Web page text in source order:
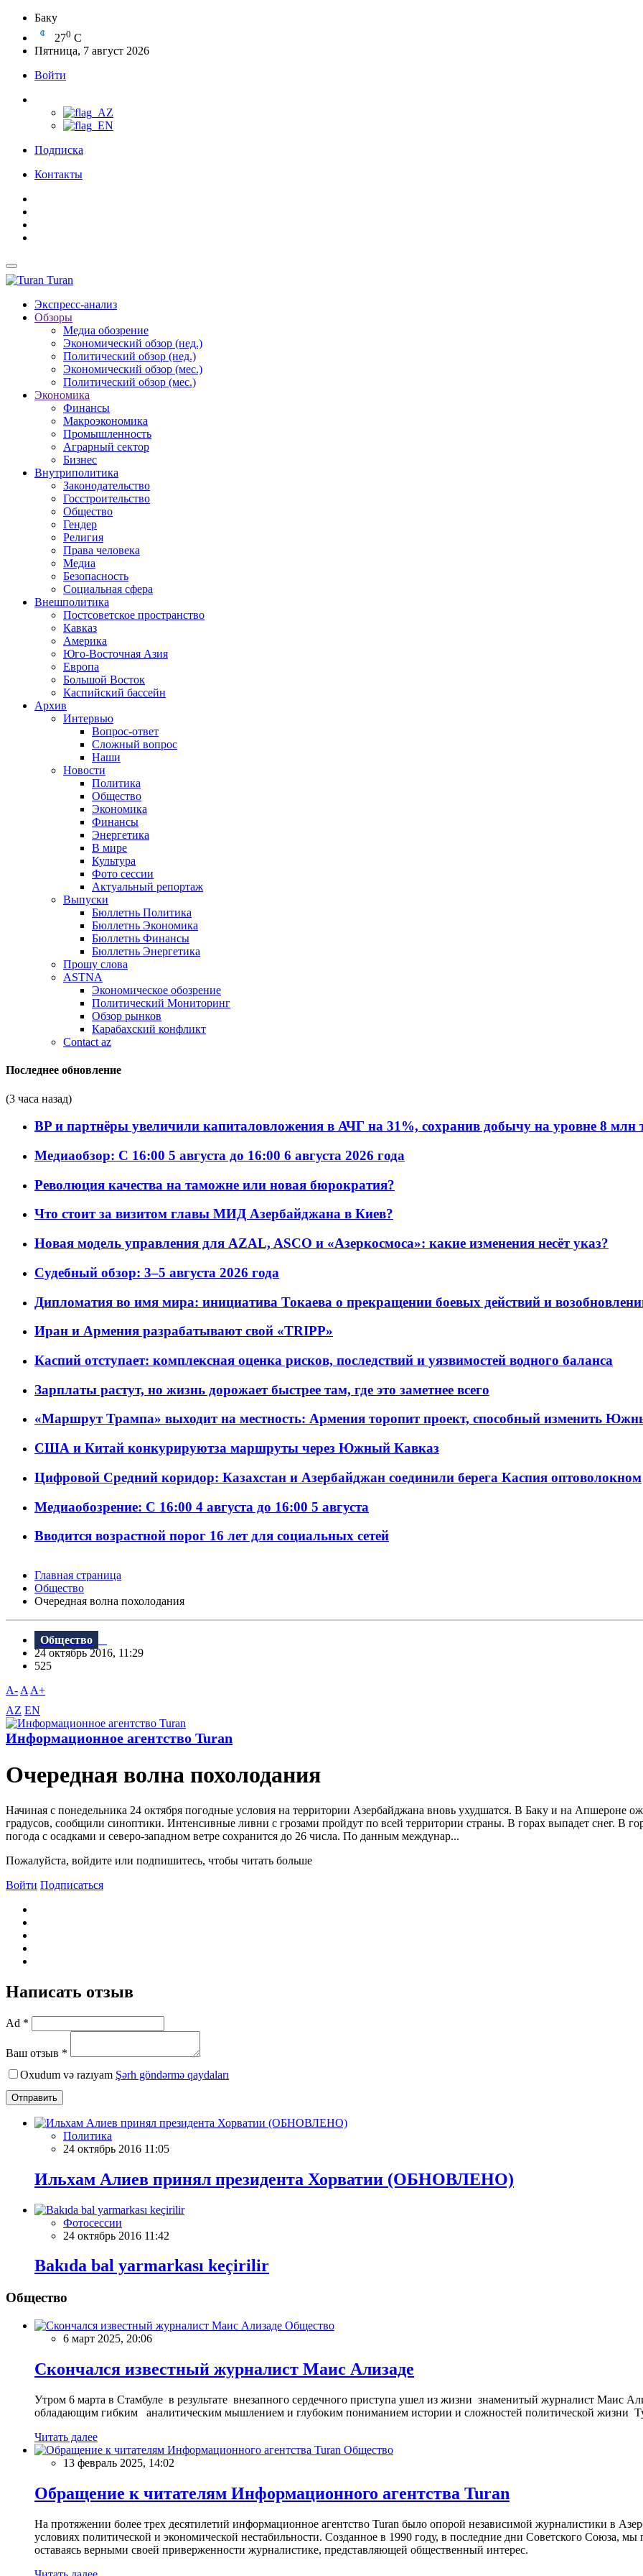
Баку
270 C
Пятница, 7 август 2026
Войти
Подписка
Контакты
Turan
Экспресс-анализ
Обзоры
Медиа обозрение
Экономический обзор (нед.)
Политический обзор (нед.)
Экономический обзор (мес.)
Политический обзор (мес.)
Экономика
Финансы
Макроэкономика
Промышленность
Аграрный сектор
Бизнес
Внутриполитика
Законодательство
Госстроительство
Общество
Гендер
Религия
Права человека
Медиа
Безопасность
Социальная сфера
Внешполитика
Постсоветское пространство
Кавказ
Америка
Юго-Восточная Азия
Европа
Большой Восток
Каспийский бассейн
Архив
Интервью
Вопрос-ответ
Сложный вопрос
Наши
Новости
Политика
Общество
Экономика
Финансы
Энергетика
В мире
Культура
Фото сессии
Актуальный репортаж
Выпуски
Бюллетнь Политика
Бюллетнь Экономика
Бюллетнь Финансы
Бюллетнь Энергетика
Прошу слова
ASTNA
Экономическое обозрение
Политический Мониторинг
Обзор рынков
Карабахский конфликт
Contact az
Последнее обновление
(3 часа назад)
BP и партнёры увеличили капиталовложения в АЧГ на 31%, сохранив добычу на уровне 8 млн
Медиаобзор: С 16:00 5 августа до 16:00 6 августа 2026 года
Революция качества на таможне или новая бюрократия?
Что стоит за визитом главы МИД Азербайджана в Киев?
Новая модель управления для AZAL, ASCO и «Азеркосмоса»: какие изменения несёт указ?
Судебный обзор: 3–5 августа 2026 года
Дипломатия во имя мира: инициатива Токаева о прекращении боевых действий и
Иран и Армения разрабатывают свой «TRIPP»
Каспий отступает: комплексная оценка рисков, последствий и уязвимостей водного баланса
Зарплаты растут, но жизнь дорожает быстрее там, где это заметнее всего
«Маршрут Трампа» выходит на местность: Армения торопит проект, способный изменить
США и Китай конкурируютза маршруты через Южный Кавказ
Цифровой Средний коридор: Казахстан и Азербайджан соединили берега Каспия оптоволокном
Медиаобозрение: С 16:00 4 августа до 16:00 5 августа
Вводится возрастной порог 16 лет для социальных сетей
Главная страница
Общество
Очередная волна похолодания
Общество
24 октябрь 2016, 11:29
525
A- A A+
AZ EN
Информационное агентство Turan
Очередная волна похолодания
Начиная с понедельника 24 октября погодные условия на территории Азербайджана вновь ухудшатся. В Баку и на Апшероне
градусов, сообщили синоптики. Интенсивные ливни с грозами пройдут по всей территории страны. В горах выпадет снег. В
погода с осадками и северо-западном ветре сохранится до 26 числа. По данным междунар...
Пожалуйста, войдите или подпишитесь, чтобы читать больше
Войти Подписаться
Написать отзыв
Ad *
Ваш отзыв *
Oxudum və razıyam Şərh göndərmə qaydaları
Отправить
Политика
24 октябрь 2016 11:05
Ильхам Алиев принял президента Хорватии (ОБНОВЛЕНО)
Фотосессии
24 октябрь 2016 11:42
Bakıda bal yarmarkası keçirilir
Общество
Общество
6 март 2025, 20:06
Скончался известный журналист Маис Ализаде
Утром 6 марта в Стамбуле в результате внезапного сердечного приступа ушел из жизни знаменитый журналист Маис
обладающим гибким аналитическим мышлением и глубоким пониманием истории и сложностей политической жизни
Читать далее
Общество
13 февраль 2025, 14:02
Обращение к читателям Информационного агентства Turan
На протяжении более трех десятилетий информационное агентство Turan было опорой независимой журналистики в
условиях политической и экономической нестабильности. Созданное в 1990 году, в последние дни Советского Союза,
оставаясь верными своей приверженности журналистике, представляющей общественный интерес.